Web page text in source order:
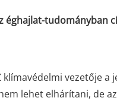
éghajlat-tudományban
klímavédelmi vezetője
lehet elhárítani, de